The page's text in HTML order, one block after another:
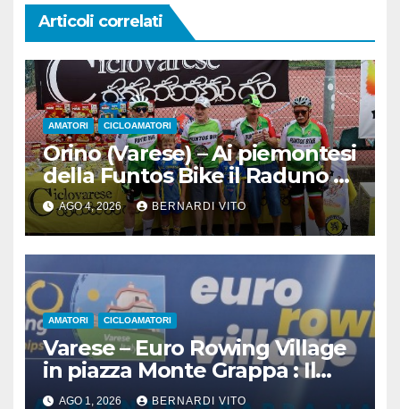
Articoli correlati
AMATORI CICLOAMATORI
Orino (Varese) – Ai piemontesi
della Funtos Bike il Raduno di
Orino
AGO 4, 2026 BERNARDI VITO
AMATORI CICLOAMATORI
Varese – Euro Rowing Village
in piazza Monte Grappa : Il
Canottaggio ospita il Ciclismo
AGO 1, 2026 BERNARDI VITO